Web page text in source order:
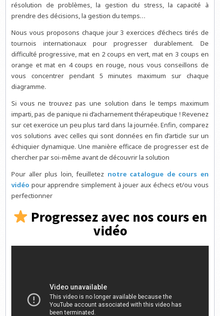
résolution de problèmes, la gestion du stress, la capacité à
prendre des décisions, la gestion du temps…
Nous vous proposons chaque jour 3 exercices d’échecs tirés de
tournois internationaux pour progresser durablement. De
difficulté progressive, mat en 2 coups en vert, mat en 3 coups en
orange et mat en 4 coups en rouge, nous vous conseillons de
vous concentrer pendant 5 minutes maximum sur chaque
diagramme.
Si vous ne trouvez pas une solution dans le temps maximum
imparti, pas de panique ni d’acharnement thérapeutique ! Revenez
sur cet exercice un peu plus tard dans la journée. Enfin, comparez
vos solutions avec celles qui sont données en fin d’article sur un
échiquier dynamique. Une manière efficace de progresser est de
chercher par soi-même avant de découvrir la solution
Pour aller plus loin, feuilletez notre catalogue de cours en
vidéo pour apprendre simplement à jouer aux échecs et/ou vous
perfectionner
Progressez avec nos cours en
vidéo